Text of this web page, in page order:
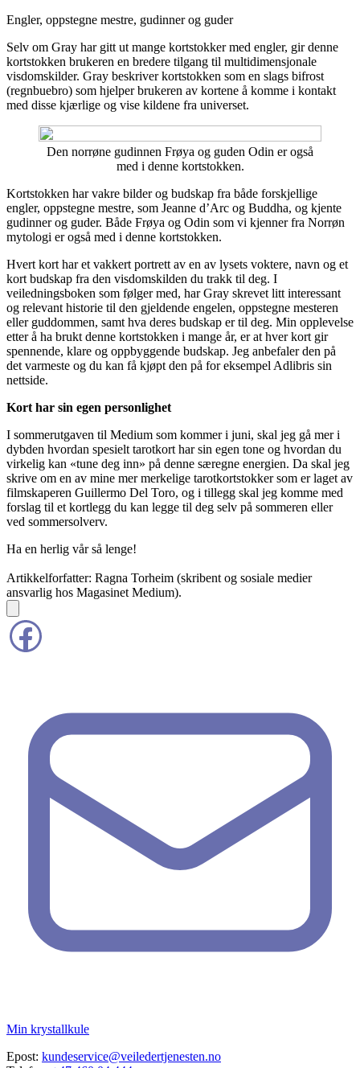
Engler, oppstegne mestre, gudinner og guder
Selv om Gray har gitt ut mange kortstokker med engler, gir denne
kortstokken brukeren en bredere tilgang til multidimensjonale
visdomskilder. Gray beskriver kortstokken som en slags bifrost
(regnbuebro) som hjelper brukeren av kortene å komme i kontakt
med disse kjærlige og vise kildene fra universet.
Den norrøne gudinnen Frøya og guden Odin er også
med i denne kortstokken.
Kortstokken har vakre bilder og budskap fra både forskjellige
engler, oppstegne mestre, som Jeanne d’Arc og Buddha, og kjente
gudinner og guder. Både Frøya og Odin som vi kjenner fra Norrøn
mytologi er også med i denne kortstokken.
Hvert kort har et vakkert portrett av en av lysets voktere, navn og et
kort budskap fra den visdomskilden du trakk til deg. I
veiledningsboken som følger med, har Gray skrevet litt interessant
og relevant historie til den gjeldende engelen, oppstegne mesteren
eller guddommen, samt hva deres budskap er til deg. Min opplevelse
etter å ha brukt denne kortstokken i mange år, er at hver kort gir
spennende, klare og oppbyggende budskap. Jeg anbefaler den på
det varmeste og du kan få kjøpt den på for eksempel Adlibris sin
nettside.
Kort har sin egen personlighet
I sommerutgaven til Medium som kommer i juni, skal jeg gå mer i
dybden hvordan spesielt tarotkort har sin egen tone og hvordan du
virkelig kan «tune deg inn» på denne særegne energien. Da skal jeg
skrive om en av mine mer merkelige tarotkortstokker som er laget av
filmskaperen Guillermo Del Toro, og i tillegg skal jeg komme med
forslag til et kortlegg du kan legge til deg selv på sommeren eller
ved sommersolverv.
Ha en herlig vår så lenge!
Artikkelforfatter: Ragna Torheim (skribent og sosiale medier
ansvarlig hos Magasinet Medium).
Min krystallkule
Epost: kundeservice@veiledertjenesten.no